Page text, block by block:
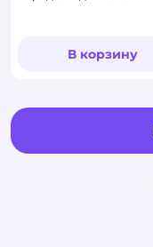
В корзину